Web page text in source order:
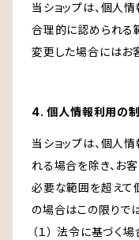
当ショップは、個人
合理的に認められる
変更した場合にはお
4. 個人情報利用の
当ショップは、個人
れる場合を除き、お
必要な範囲を超えて
の場合はこの限りで
（１） 法令に基づく場